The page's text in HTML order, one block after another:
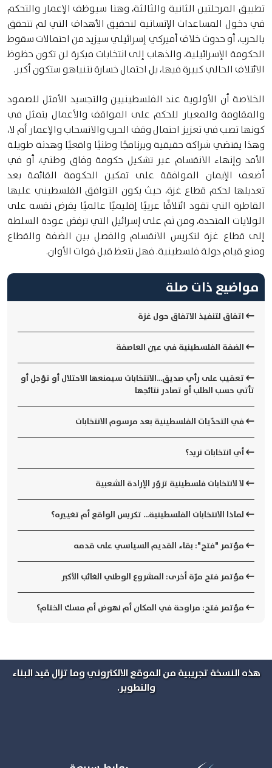
تطبيق المرحلتين الثانية والثالثة، وهنا سيوظف الإعمار والتحكم
في دخول المساعدات الإنسانية لتحقيق الأهداف التي لم تتحقق
بالحرب، أو حدوث خلاف أميركي إسرائيلي سيزيد من احتمالات سقوط
الحكومة الإسرائيلية، والذهاب إلى انتخابات مبكرة لن تكون حظوظ
الائتلاف الحالي كبيرة فيها، بل احتمال خسارة نتنياهو ستكون أكبر.
الخلاصة أن الأولوية عند الفلسطينيين والتجسيد الأمثل للصمود
والمقاومة والمعيار للحكم على المواقف والأعمال يتمثل في
كونها تصب في تعزيز احتمال وقف الحرب والانسحاب والإعمار أم لا،
وهذا يقتضي شراكة حقيقية وبرنامجًا وطنيًا واقعيًا وهدنة طويلة
الأمد وإنهاء الانقسام عبر تشكيل حكومة وفاق وطني، أو في
أضعف الإيمان الموافقة على تمكين الحكومة القائمة بعد
تعديلها لحكم قطاع غزة، حيث يكون التوافق الفلسطيني عليها
القاطرة التي تقود ائتلافًا عربيًا إقليميًا عالميًا يفرض نفسه على
الولايات المتحدة، ومن ثم على إسرائيل التي ترفض عودة السلطة
إلى قطاع غزة لتكريس الانقسام والفصل بين الضفة والقطاع
ومنع قيام دولة فلسطينية. فهل نتعظ قبل فوات الأوان.
مواضيع ذات صلة
اتفاق لتنفيذ الاتفاق حول غزة
الضفة الفلسطينية في عين العاصفة
تعقيب على رأي صديق...الانتخابات سيمنعها الاحتلال أو تؤجل أو
تأتي حسب الطلب أو تصادر نتائجها
في التحدّيات الفلسطينية بعد مرسوم الانتخابات
أي انتخابات نريد؟
لا لانتخابات فلسطينية تزوّر الإرادة الشعبية
لماذا الانتخابات الفلسطينية... تكريس الواقع أم تغييره؟
مؤتمر "فتح": بقاء القديم السياسي على قدمه
مؤتمر فتح مرّة أخرى: المشروع الوطني الغائب الأكبر
مؤتمر فتح: مراوحة في المكان أم نهوض أم مسك الختام؟
هذه النسخة تجريبية من الموقع الالكتروني وما تزال قيد البناء
والتطوير.